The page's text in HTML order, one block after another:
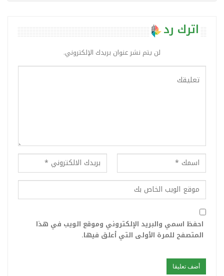
اترك رد
لن يتم نشر عنوان بريدك الإلكتروني.
احفظ اسمي والبريد الإلكتروني وموقع الويب في هذا
المتصفح للمرة الأولى التي أعلق فيها.